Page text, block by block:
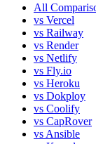
All
vs Vercel
vs Railway
vs Render
vs Netlify
vs Fly.io
vs Heroku
vs Dokploy
vs Coolify
vs CapRover
vs Ansible